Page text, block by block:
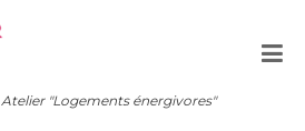
Atelier "Logements énergivores"